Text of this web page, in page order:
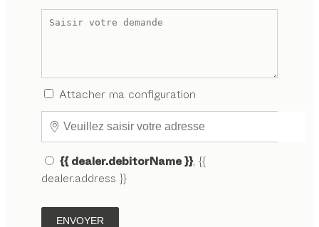
Attacher ma configuration
{{ dealer.debitorName }}, {{
dealer.address }}
ENVOYER